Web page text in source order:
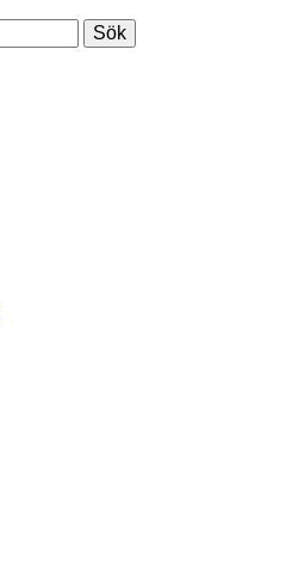
Sök